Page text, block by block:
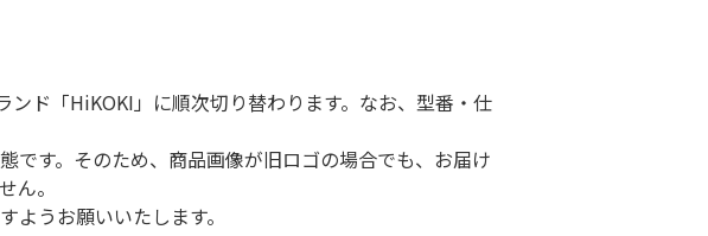
ド「HiKOKI」に順次切り替わります。なお、型番・仕
す。そのため、商品画像が旧ロゴの場合でも、お届け
ん。
うお願いいたします。